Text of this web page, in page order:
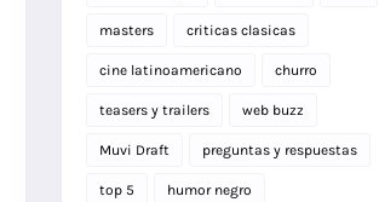
masters criticas clasicas
cine latinoamericano churro
teasers y trailers web buzz
Muvi Draft preguntas y respuestas
top 5 humor negro